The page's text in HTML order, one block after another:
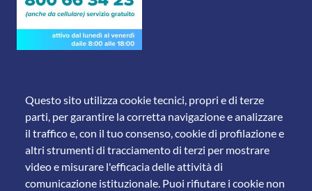
Questo sito utilizza cookie tecnici, propri e di terze
parti, per garantire la corretta navigazione e analizzare
il traffico e, con il tuo consenso, cookie di profilazione e
altri strumenti di tracciamento di terzi per mostrare
video e misurare l'efficacia delle attività di
comunicazione istituzionale. Puoi rifiutare i cookie non
© 2011 Università degli Studi di Brescia